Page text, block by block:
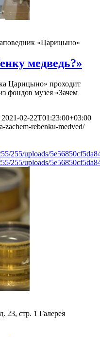
«Царицыно»
медведь?»
Царицыно» проходит
фондов музея «Зачем
2021-02-22T01:23:00+03:00
zachem-rebenku-medved/
255/uploads/
255/uploads/
23, стр. 1 Галерея